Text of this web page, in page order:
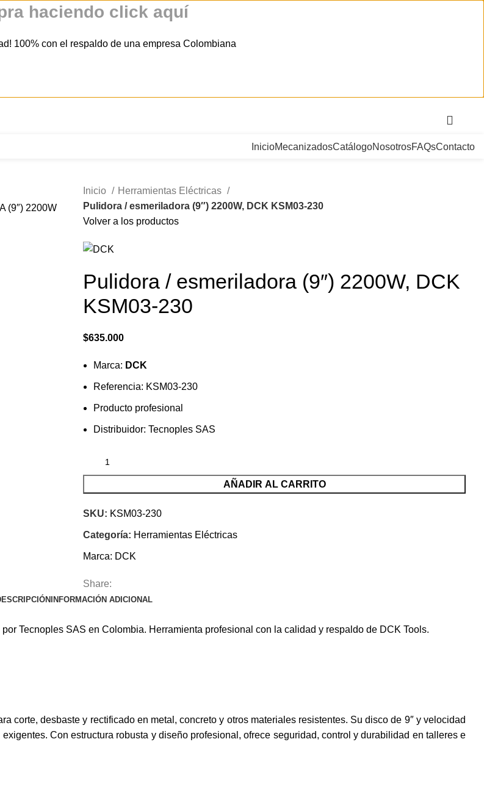
haciendo click aquí
100% con el respaldo de una empresa Colombiana
InicioMecanizadosCatálogoNosotrosFAQsContacto
Inicio
Herramientas Eléctricas
Pulidora / esmeriladora (9″) 2200W, DCK KSM03-230
Volver a los productos
Pulidora / esmeriladora (9″) 2200W, DCK
KSM03-230
$635.000
Marca: DCK
Referencia: KSM03-230
Producto profesional
Distribuidor: Tecnoples SAS
AÑADIR AL CARRITO
SKU: KSM03-230
Categoría: Herramientas Eléctricas
Marca: DCK
Share:
INFORMACIÓN ADICIONAL
Tecnoples SAS en Colombia. Herramienta profesional con la calidad y respaldo de DCK Tools.
corte, desbaste y rectificado en metal, concreto y otros materiales resistentes. Su disco de 9″ y velocidad
Con estructura robusta y diseño profesional, ofrece seguridad, control y durabilidad en talleres e